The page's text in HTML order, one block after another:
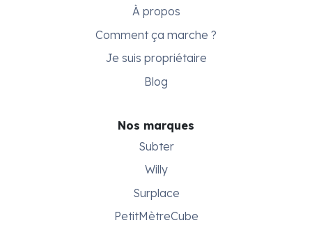
À propos
Comment ça marche ?
Je suis propriétaire
Blog
Nos marques
Subter
Willy
Surplace
PetitMètreCube